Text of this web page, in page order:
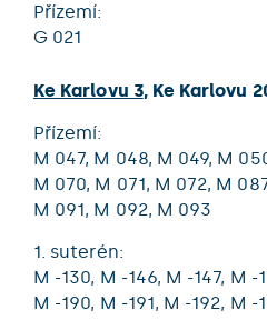
přízemí:
G 021
Ke Karlovu 3, Ke Karlovu
přízemí:
M 047, M 048, M 049, M
M 070, M 071, M 072, M
M 091, M 092, M 093
1. suterén:
M -130, M -146, M -147, M -
M -190, M -191, M -192, M -